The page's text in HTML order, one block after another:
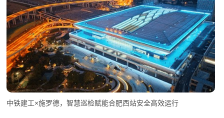
中铁建工×施罗德，智慧巡检赋能合肥西站安全高效运行